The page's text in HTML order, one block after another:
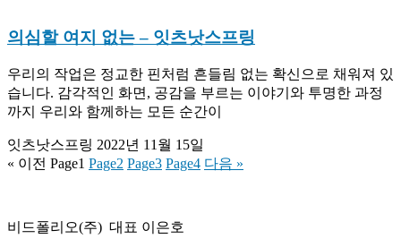
의심할 여지 없는– 잇츠낫스프링
우리의 작업은 정교한 핀처럼 흔들림 없는 확신으로 채워져 있
습니다. 감각적인 화면, 공감을 부르는 이야기와 투명한 과정
까지 우리와 함께하는 모든 순간이
잇츠낫스프링 2022년 11월 15일
« 이전 Page1 Page2 Page3 Page4 다음 »
비드폴리오(주) 대표 이은호